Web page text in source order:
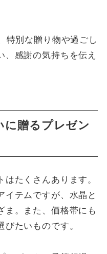
特別な贈り物や過ごし
、感謝の気持ちを伝え
に贈るプレゼン
たくさんあります。
イテムですが、水晶と
ま。また、価格帯にも
たいものです。